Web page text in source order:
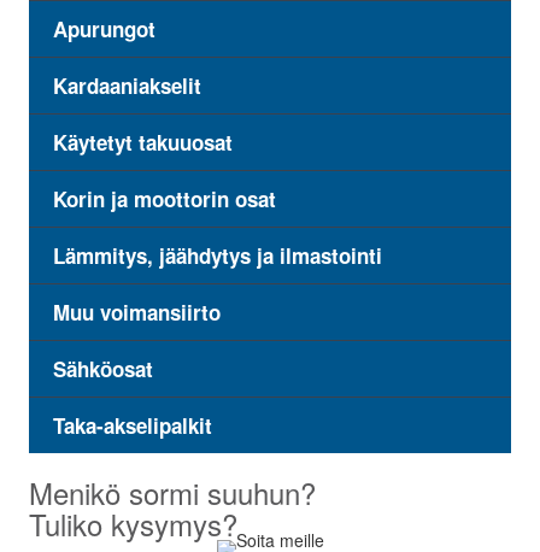
Apurungot
Kardaaniakselit
Käytetyt takuuosat
Korin ja moottorin osat
Lämmitys, jäähdytys ja ilmastointi
Muu voimansiirto
Sähköosat
Taka-akselipalkit
Menikö sormi suuhun?
Tuliko kysymys?